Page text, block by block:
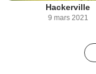
Hackerville
9 mars 2021